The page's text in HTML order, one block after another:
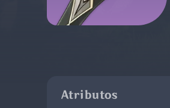
Atributos